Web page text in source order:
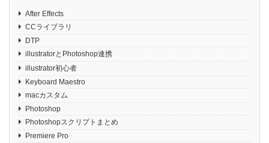
After Effects
CCライブラリ
DTP
illustratorとPhotoshop連携
illustrator初心者
Keyboard Maestro
macカスタム
Photoshop
Photoshopスクリプトまとめ
Premiere Pro